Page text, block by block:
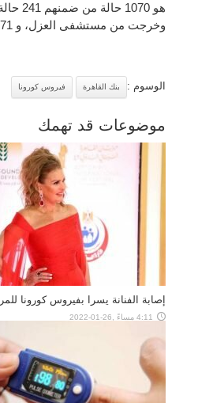
هو 1070
وخرجت من مستشفى العزل، و 71 حالة وفاة.
الوسوم : بنك القاهرة فيروس كورونا
موضوعات قد تهمك
إصابة الفنانة يسرا بفيروس كورونا
4:11 مساءً ,26-01-2022